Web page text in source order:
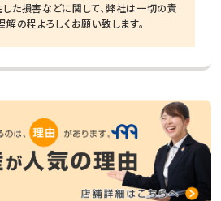
した損害などに関して、弊社は一切の責
の程よろしくお願い致します。